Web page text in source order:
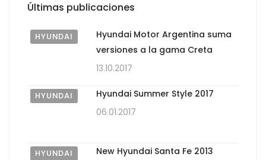
Últimas publicaciones
HYUNDAI
Hyundai Motor Argentina suma
versiones a la gama Creta
13.10.2017
HYUNDAI
Hyundai Summer Style 2017
06.01.2017
HYUNDAI
New Hyundai Santa Fe 2013